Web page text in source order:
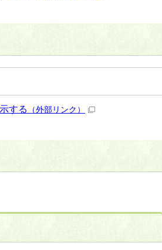
する （外部リンク）